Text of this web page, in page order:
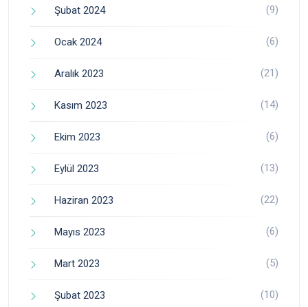
Şubat 2024 (9)
Ocak 2024 (6)
Aralık 2023 (21)
Kasım 2023 (14)
Ekim 2023 (6)
Eylül 2023 (13)
Haziran 2023 (22)
Mayıs 2023 (6)
Mart 2023 (5)
Şubat 2023 (10)